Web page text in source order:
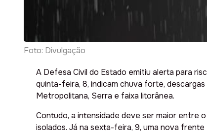
Foto: Divulgação
A Defesa Civil do Estado emitiu alerta para
quinta-feira, 8, indicam chuva forte,
Metropolitana, Serra e faixa litorânea.
Contudo, a intensidade deve ser maior entre
isolados. Já na sexta-feira, 9, uma nova